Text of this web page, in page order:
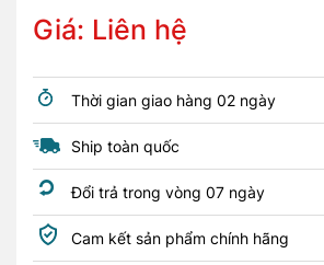
Giá: Liên hệ
Thời gian giao hàng 02 ngày
Ship toàn quốc
Đổi trả trong vòng 07 ngày
Cam kết sản phẩm chính hãng